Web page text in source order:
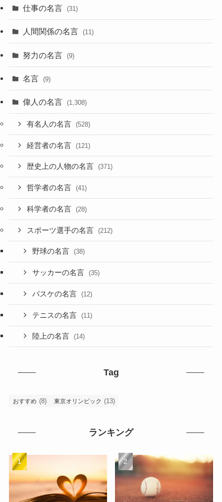
仕事の名言 (31)
人間関係の名言 (11)
努力の名言 (9)
名言 (9)
偉人の名言 (1,308)
有名人の名言 (528)
経営者の名言 (121)
歴史上の人物の名言 (371)
哲学者の名言 (41)
科学者の名言 (28)
スポーツ選手の名言 (212)
野球の名言 (38)
サッカーの名言 (35)
バスケの名言 (12)
テニスの名言 (11)
陸上の名言 (14)
Tag
おすすめ (8) 東京オリンピック (13)
ランキング